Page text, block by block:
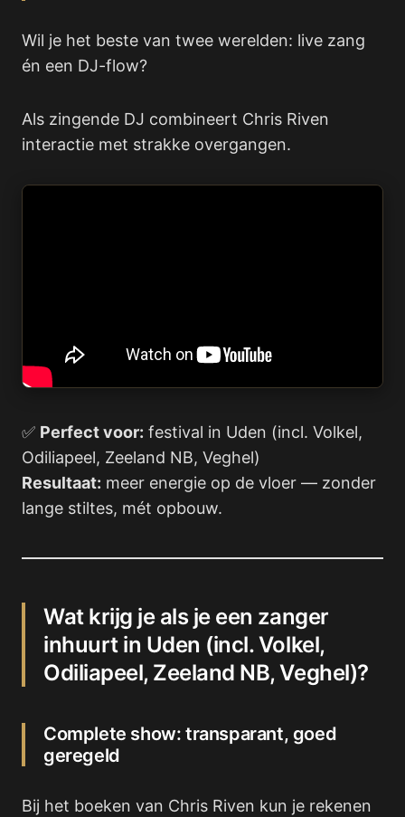
Wil je het beste van twee werelden: live zang
én een DJ-flow?
Als zingende DJ combineert Chris Riven
interactie met strakke overgangen.
✅ Perfect voor: festival in Uden (incl. Volkel,
Odiliapeel, Zeeland NB, Veghel)
Resultaat: meer energie op de vloer — zonder
lange stiltes, mét opbouw.
Wat krijg je als je een zanger
inhuurt in Uden (incl. Volkel,
Odiliapeel, Zeeland NB, Veghel)?
Complete show: transparant, goed
geregeld
Bij het boeken van Chris Riven kun je rekenen